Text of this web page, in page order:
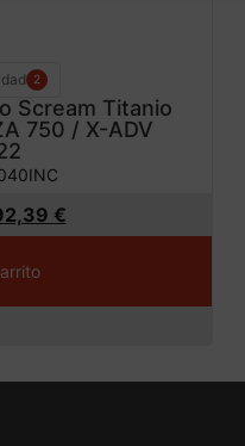
2
Scream Titanio
750 / X-ADV
€